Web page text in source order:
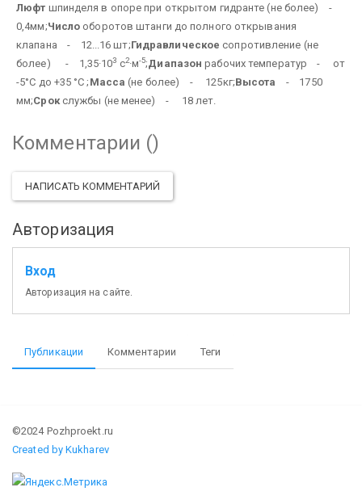
Люфт шпинделя в опоре при открытом гидранте (не более) -
0,4мм;Число оборотов штанги до полного открывания
клапана - 12...16 шт;Гидравлическое сопротивление (не
более) - 1,35·103 с2·м-5;Диапазон рабочих температур - от
-5°С до +35 °С ; Масса (не более) - 125кг;Высота - 1750
мм;Срокслужбы (не менее) - 18 лет.
Комментарии ()
НАПИСАТЬ КОММЕНТАРИЙ
Авторизация
Вход
Авторизация на сайте.
Публикации Комментарии Теги
©2024 Pozhproekt.ru
Created by Kukharev